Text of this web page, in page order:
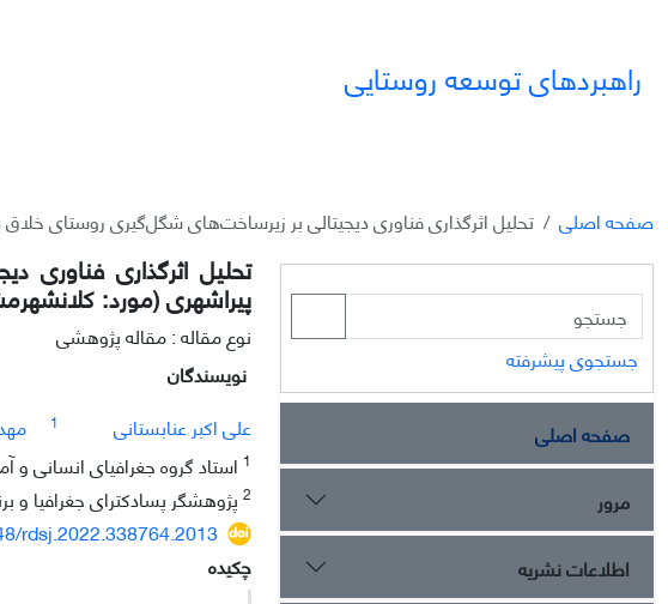
راهبردهای توسعه روستایی
صفحه اصلی تحلیل اثرگذاری فناوری دیجیتالی بر زیرساخت‌های شگل‌گیری روستای
تحلیل اثرگذاری فناوری
پیراشهری (مورد:
نوع مقاله : مقاله پژوهشی
نویسندگان
علی اکبر عنابستانی
1
1 استاد گروه جغرافیای انسانی
2 پژوهشگر پسادکترای جغرافیا
rdsj.2022.338764.2013
چکیده
جستجوی پیشرفته
صفحه اصلی
مرور
اطلاعات نشریه